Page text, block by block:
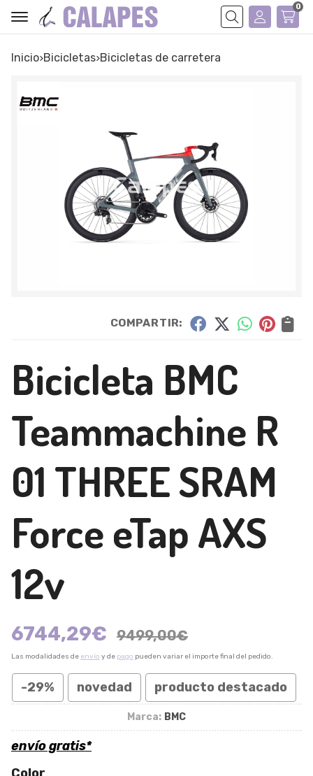
Buscar
0
Inicio bicicletas bicicletas de carretera
COMPARTIR:
Bicicleta BMC
Teammachine R
01 THREE SRAM
Force eTap AXS
12v
6744,29€ 9499,00€
Las modalidades de envío y de pago pueden variar el importe final del pedido.
-29% novedad producto destacado
Marca: BMC
envío gratis*
Color